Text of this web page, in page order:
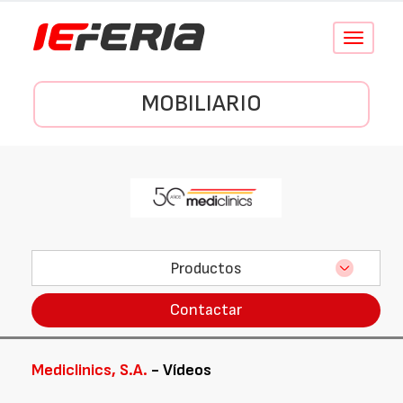
Conmutar
MOBILIARIO
Productos
Contactar
Mediclinics, S.A. - Vídeos